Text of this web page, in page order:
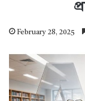
February 28, 2025